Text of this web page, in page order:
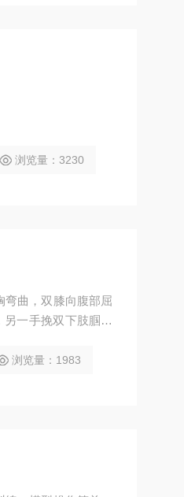
浏览量：3230
曲，双膝向腹部屈
一手挽双下肢腘窝
、棘上韧带、棘间
浏览量：1983